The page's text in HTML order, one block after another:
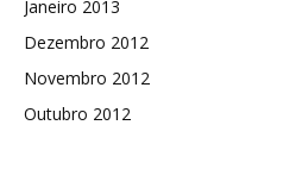
Janeiro 2013
Dezembro 2012
Novembro 2012
Outubro 2012